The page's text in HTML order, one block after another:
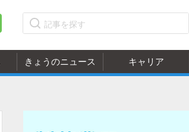
きょうのニュース キャリア